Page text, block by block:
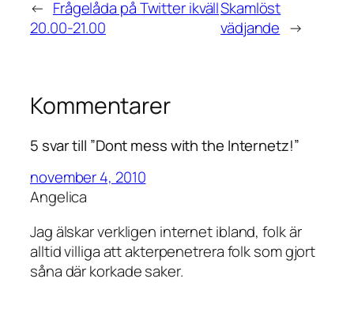
← Frågelåda på Twitter ikväll
20.00-21.00
Skamlöst
vädjande →
Kommentarer
5 svar till ”Dont mess with the Internetz!”
november 4, 2010
Angelica
Jag älskar verkligen internet ibland, folk är
alltid villiga att akterpenetrera folk som gjort
såna där korkade saker.